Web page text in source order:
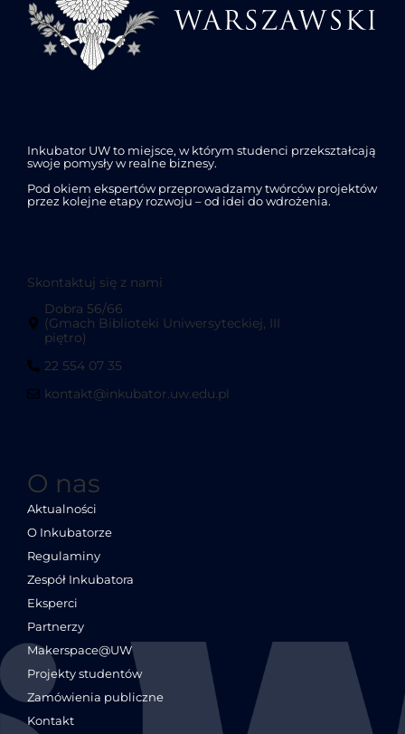
Inkubator UW to miejsce, w którym studenci przekształcają
swoje pomysły w realne biznesy.
Pod okiem ekspertów przeprowadzamy twórców projektów
przez kolejne etapy rozwoju – od idei do wdrożenia.
Skontaktuj się z nami
Dobra 56/66
(Gmach Biblioteki Uniwersyteckiej, III
piętro)
22 554 07 35
kontakt@inkubator.uw.edu.pl
O nas
Aktualności
O Inkubatorze
Regulaminy
Zespół Inkubatora
Eksperci
Partnerzy
Makerspace@UW
Projekty studentów
Zamówienia publiczne
Kontakt